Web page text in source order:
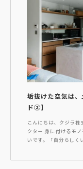
垢抜けた空気は
ド②】
こんにちは、クジラ
クター 身に付けるモ
いです。「自分らし